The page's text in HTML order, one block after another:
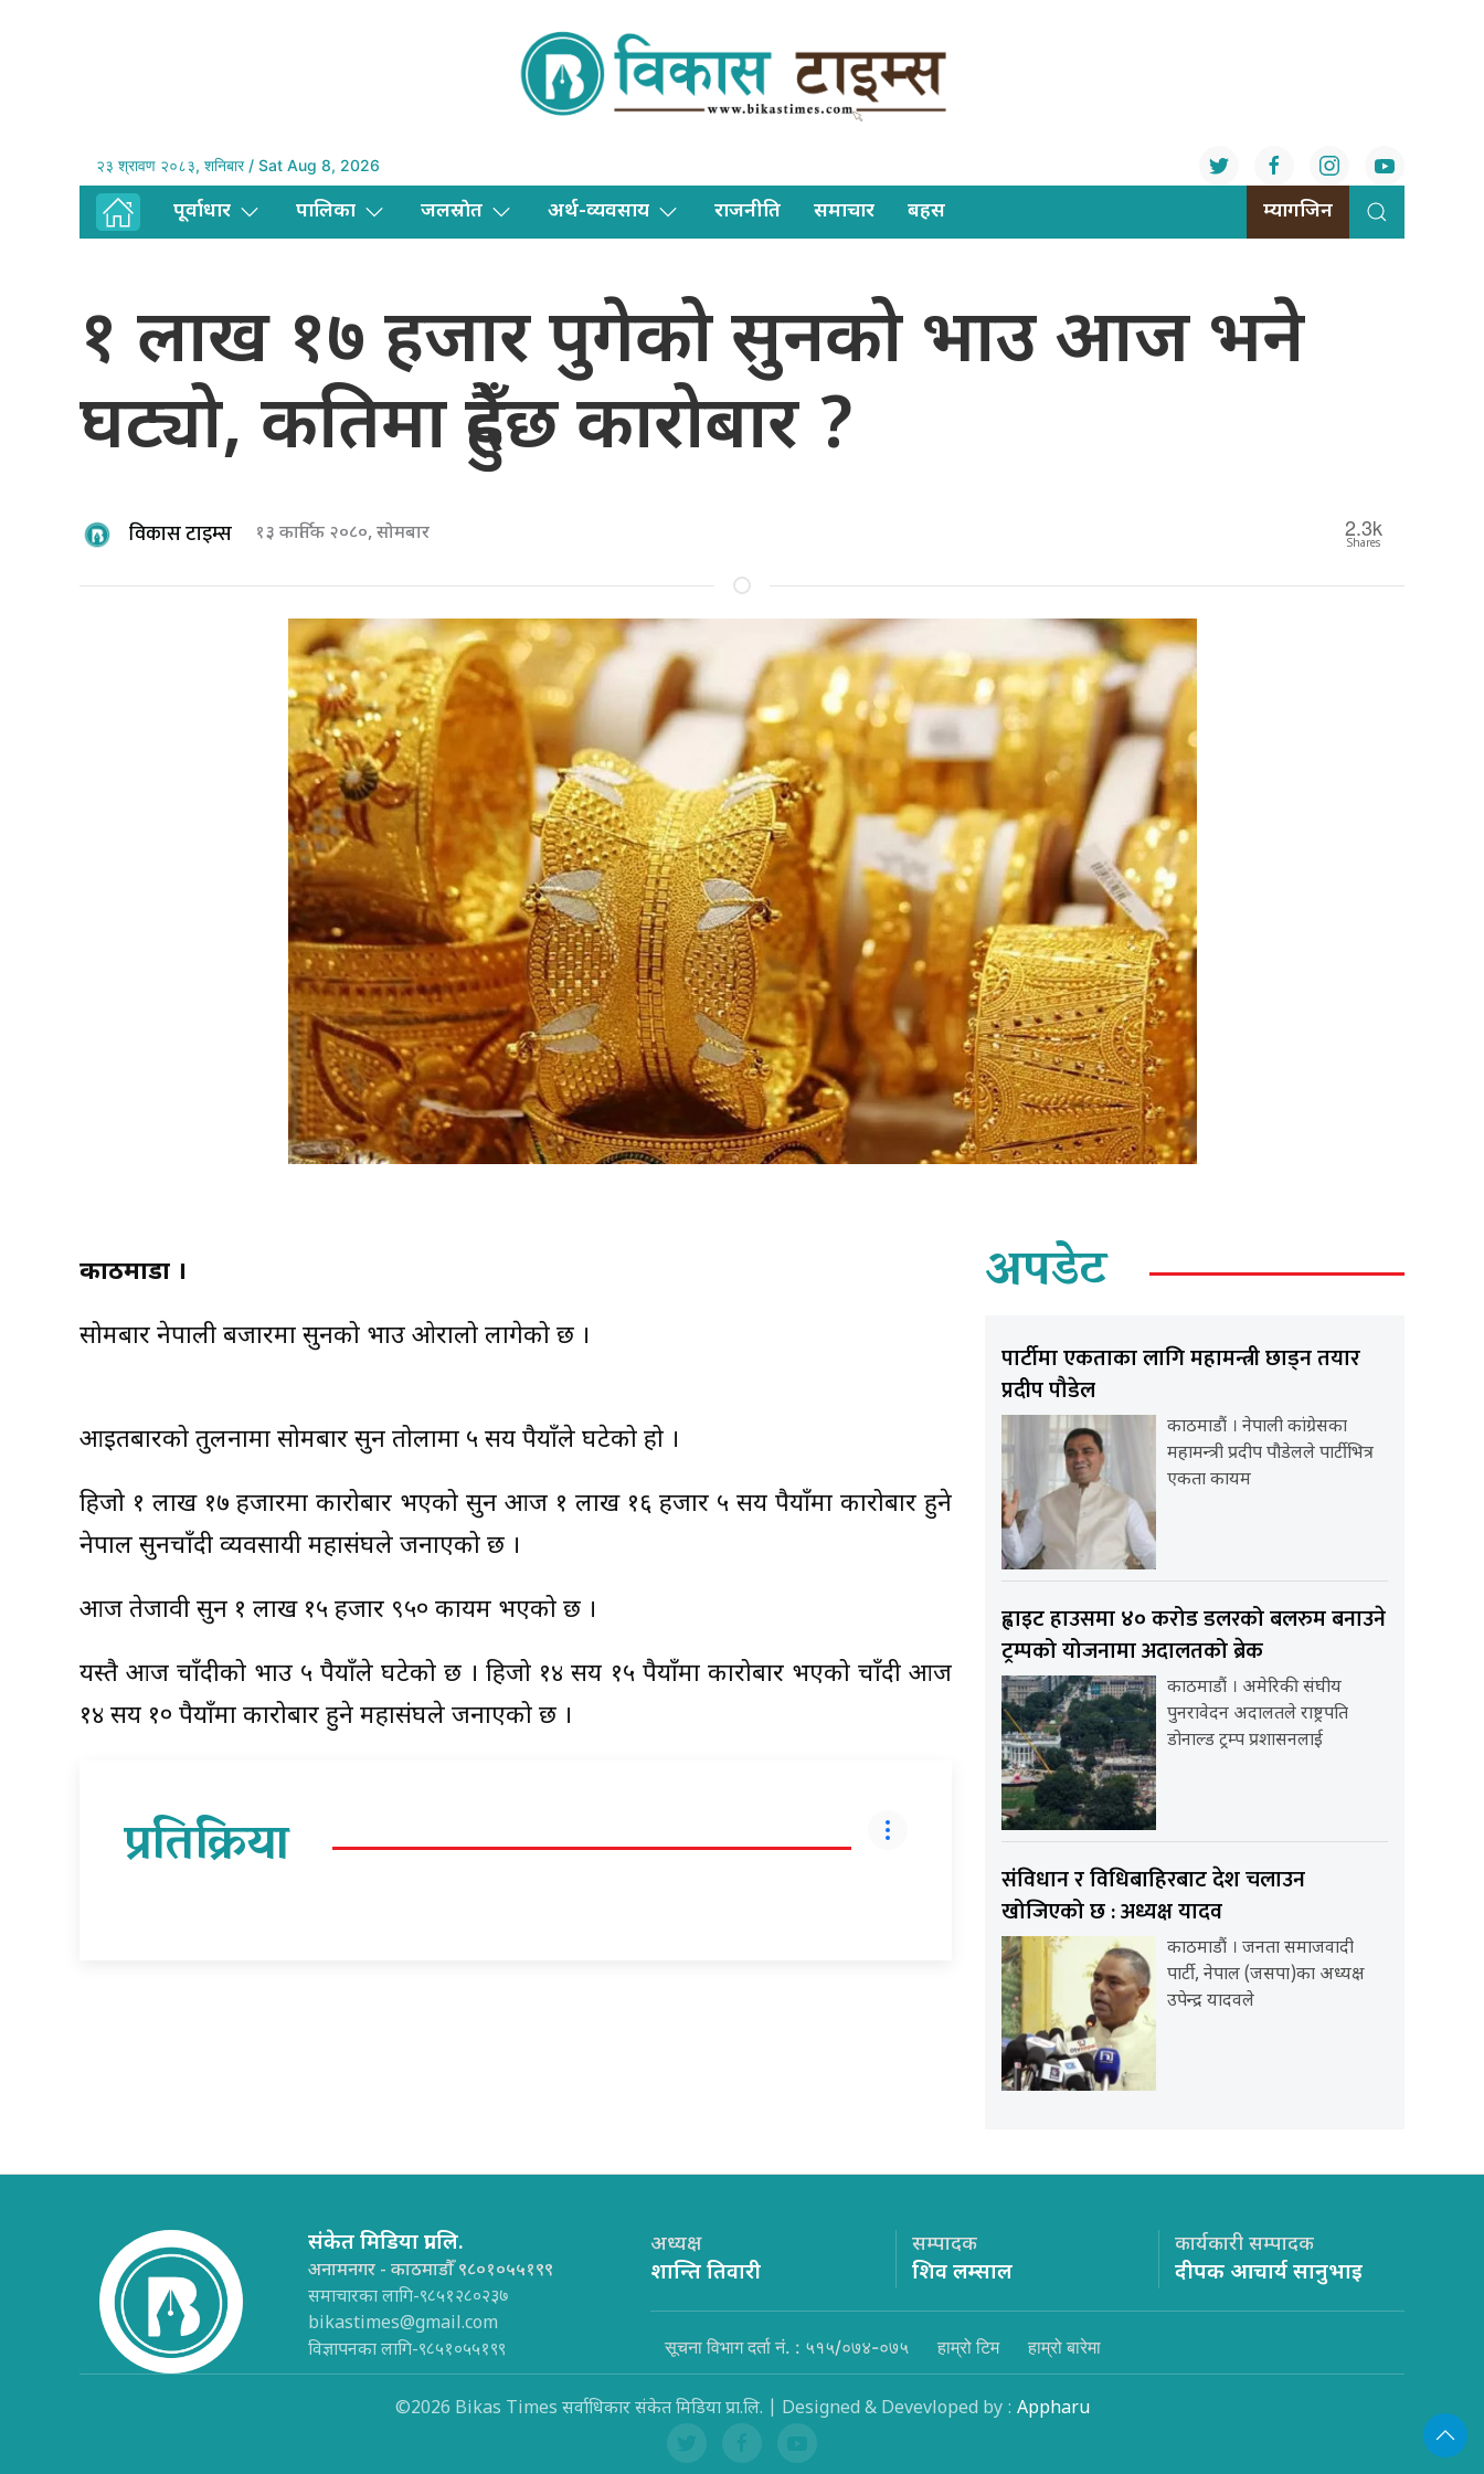
२३ श्रावण २०८३, शनिबार / Sat Aug 8, 2026
पूर्वाधार पालिका जलस्राेत अर्थ-व्यवसाय राजनीति समाचार बहस म्यागजिन
१ लाख १७ हजार पुगेको सुनको भाउ आज भने
घट्यो, कतिमा हुँदैछ कारोबार ?
विकास टाइम्स १३ कार्तिक २०८०, सोमबार 2.3k
Shares
काठमाडौं ।
सोमबार नेपाली बजारमा सुनको भाउ ओरालो लागेको छ ।
आइतबारको तुलनामा सोमबार सुन तोलामा ५ सय रुपैयाँले घटेको हो ।
हिजो १ लाख १७ हजारमा कारोबार भएको सुन आज १ लाख १६ हजार ५ सय रुपैयाँमा कारोबार हुने
नेपाल सुनचाँदी व्यवसायी महासंघले जनाएको छ ।
आज तेजावी सुन १ लाख १५ हजार ९५० कायम भएको छ ।
यस्तै आज चाँदीको भाउ ५ रुपैयाँले घटेको छ । हिजो १४ सय १५ रुपैयाँमा कारोबार भएको चाँदी आज
१४ सय १० रुपैयाँमा कारोबार हुने महासंघले जनाएको छ ।
प्रतिक्रिया
अपडेट
पार्टीमा एकताका लागि महामन्त्री छाड्न तयार
प्रदीप पौडेल
काठमाडौं । नेपाली कांग्रेसका
महामन्त्री प्रदीप पौडेलले पार्टीभित्र
एकता कायम
ह्वाइट हाउसमा ४० करोड डलरको बलरुम बनाउने
ट्रम्पको योजनामा अदालतको ब्रेक
काठमाडौं । अमेरिकी संघीय
पुनरावेदन अदालतले राष्ट्रपति
डोनाल्ड ट्रम्प प्रशासनलाई
संविधान र विधिबाहिरबाट देश चलाउन
खोजिएको छ : अध्यक्ष यादव
काठमाडौं । जनता समाजवादी
पार्टी, नेपाल (जसपा)का अध्यक्ष
उपेन्द्र यादवले
संकेत मिडिया प्रा.लि.
अनामनगर - काठमाडौँ ९८०१०५५१९९
समाचारका लागि-९८५१२८०२३७
bikastimes@gmail.com
विज्ञापनका लागि-९८५१०५५१९९
अध्यक्ष
शान्ति तिवारी
सम्पादक
शिव लम्साल
कार्यकारी सम्पादक
दीपक आचार्य सानुभाइ
सूचना विभाग दर्ता नं. : ५१५/०७४-०७५ हाम्रो टिम हाम्रो बारेमा
©2026 Bikas Times सर्वाधिकार संकेत मिडिया प्रा.लि. | Designed & Devevloped by : Appharu